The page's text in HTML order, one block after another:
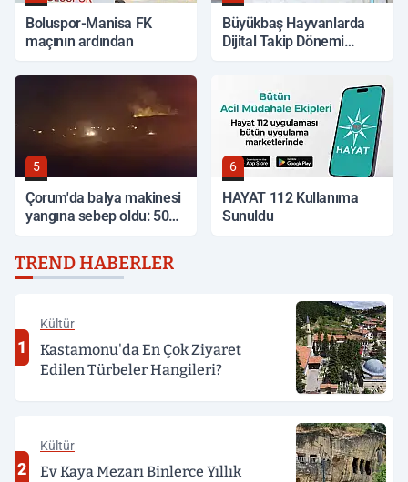
Boluspor-Manisa FK
maçının ardından
Büyükbaş Hayvanlarda
Dijital Takip Dönemi
5
Çorum'da balya makinesi
yangına sebep oldu: 500
6
HAYAT 112 Kullanıma
Sunuldu
TREND HABERLER
1
Kültür
Kastamonu'da En Çok Ziyaret
Edilen Türbeler Hangileri?
2
Kültür
Ev Kaya Mezarı Binlerce Yıllık